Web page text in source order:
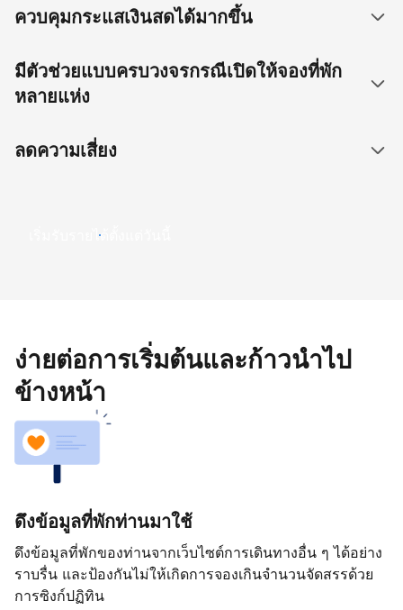
ควบคุมกระแสเงินสดได้มากขึ้น
มีตัวช่วยแบบครบวงจรกรณีเปิดให้จองที่พัก
หลายแห่ง
ลดความเสี่ยง
เริ่มรับรายได้ตั้งแต่วันนี้
ง่ายต่อการเริ่มต้นและก้าวนำไป
ข้างหน้า
ดึงข้อมูลที่พักท่านมาใช้
ดึงข้อมูลที่พักของท่านจากเว็บไซต์การเดินทางอื่น ๆ ได้อย่าง
ราบรื่น และป้องกันไม่ให้เกิดการจองเกินจำนวนจัดสรรด้วย
การซิงก์ปฏิทิน